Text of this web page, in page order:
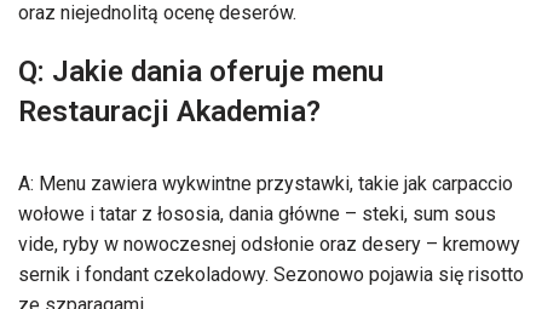
oraz niejednolitą ocenę deserów.
Q: Jakie dania oferuje menu
Restauracji Akademia?
A: Menu zawiera wykwintne przystawki, takie jak carpaccio
wołowe i tatar z łososia, dania główne – steki, sum sous
vide, ryby w nowoczesnej odsłonie oraz desery – kremowy
sernik i fondant czekoladowy. Sezonowo pojawia się risotto